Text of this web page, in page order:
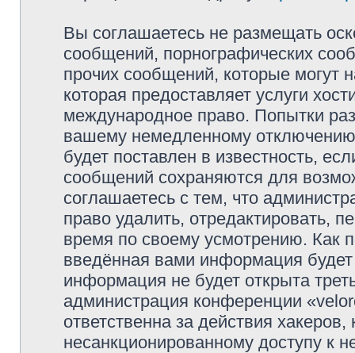
Вы соглашаетесь не размещать
сообщений, порнографических
прочих сообщений, которые могут
которая предоставляет услуги
международное право. Попытки
вашему немедленному
будет поставлен в известность,
сообщений сохраняются для
соглашаетесь с тем, что
право удалить, отредактировать,
время по своему усмотрению. Как
введённая вами информация
информация не будет открыта
администрация конференции
ответственна за действия
несанкционированному доступу к